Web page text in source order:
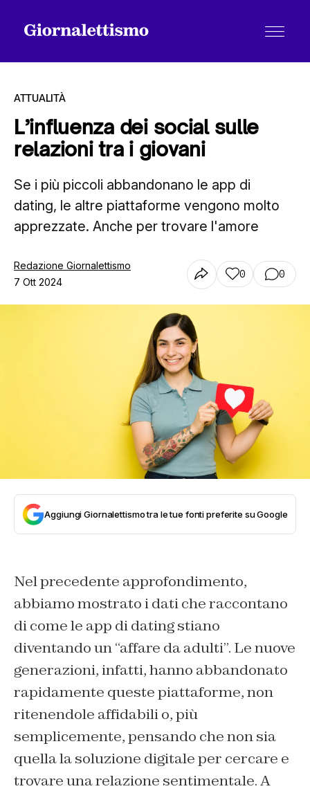
Tutti gli articoli
Chi siamo
Contatti
ATTUALITÀ
L’influenza dei social sulle
relazioni tra i giovani
Se i più piccoli abbandonano le app di
dating, le altre piattaforme vengono molto
apprezzate. Anche per trovare l'amore
Redazione Giornalettismo
7 Ott 2024
0 0
Aggiungi Giornalettismo tra le tue fonti preferite su Google
Nel precedente approfondimento,
abbiamo mostrato i dati che raccontano
di come le app di dating stiano
diventando un “affare da adulti”. Le nuove
generazioni, infatti, hanno abbandonato
rapidamente queste piattaforme, non
ritenendole affidabili o, più
semplicemente, pensando che non sia
quella la soluzione digitale per cercare e
trovare una relazione sentimentale. A